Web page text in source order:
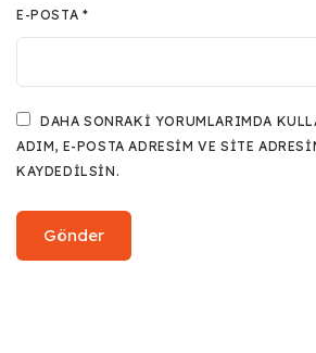
E-POSTA *
DAHA SONRAKI YORUMLARIMDA
ADIM, E-POSTA ADRESIM VE SITE
KAYDEDILSIN.